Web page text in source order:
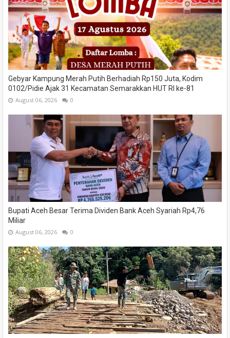
Gebyar Kampung Merah Putih Berhadiah Rp150 Juta, Kodim
0102/Pidie Ajak 31 Kecamatan Semarakkan HUT RI ke-81
August 06, 2026 0
Bupati Aceh Besar Terima Dividen Bank Aceh Syariah Rp4,76
Miliar
August 06, 2026 0